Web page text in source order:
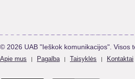
© 2026 UAB "Ieškok komunikacijos". Visos
Apie mus | Pagalba | Taisyklės | Kontaktai